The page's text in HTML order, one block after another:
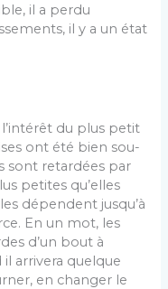
il a perdu
il y a un état
du plus petit
ont été bien sou­
sont retardées par
petites qu’elles
dépendent jusqu’à
En un mot, les
d’un bout à
arrivera quelque
en changer le